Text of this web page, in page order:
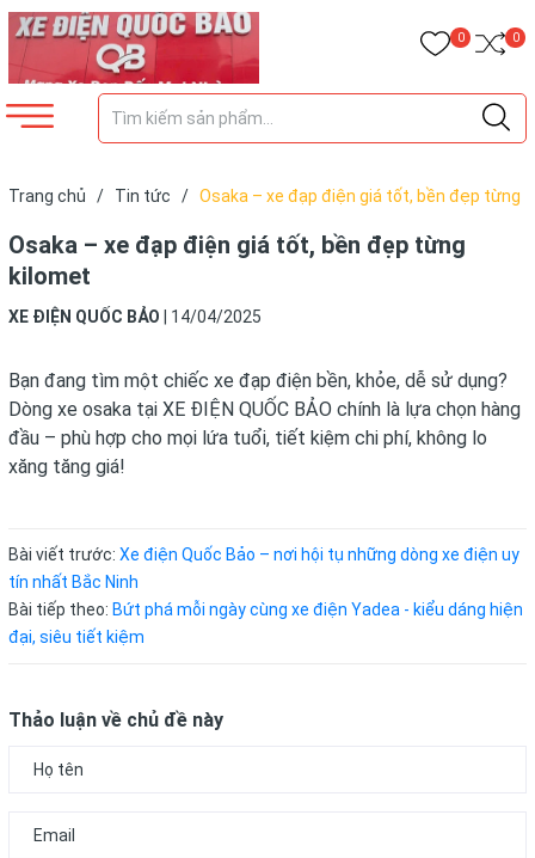
0 0
Trang chủ / Tin tức / Osaka – xe đạp điện giá tốt, bền đẹp từng
Osaka – xe đạp điện giá tốt, bền đẹp từng
kilomet
XE ĐIỆN QUỐC BẢO 14/04/2025
Bạn đang tìm một chiếc xe đạp điện bền, khỏe, dễ sử dụng?
Dòng xe osaka tại XE ĐIỆN QUỐC BẢO chính là lựa chọn hàng
đầu – phù hợp cho mọi lứa tuổi, tiết kiệm chi phí, không lo
xăng tăng giá!
Bài viết trước: Xe điện Quốc Bảo – nơi hội tụ những dòng xe điện uy
tín nhất Bắc Ninh
Bài tiếp theo: Bứt phá mỗi ngày cùng xe điện Yadea - kiểu dáng hiện
đại, siêu tiết kiệm
Thảo luận về chủ đề này